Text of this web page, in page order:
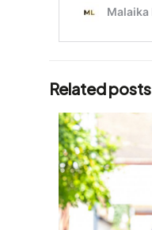
Related posts